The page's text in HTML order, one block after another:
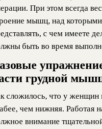
При этом всегда
мышц, над
с чем имеете
быть во время
грудной
сложилось, что у женщин
чем нижняя. Работая
внимание